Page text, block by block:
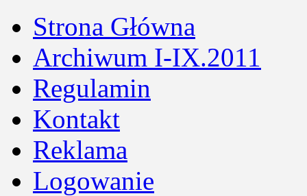
Strona Główna
Archiwum I-IX.2011
Regulamin
Kontakt
Reklama
Logowanie